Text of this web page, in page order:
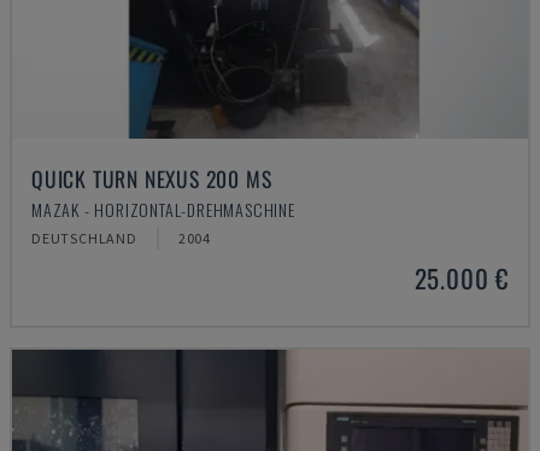
QUICK TURN NEXUS 200 MS
MAZAK - HORIZONTAL-DREHMASCHINE
DEUTSCHLAND 2004
25.000 €